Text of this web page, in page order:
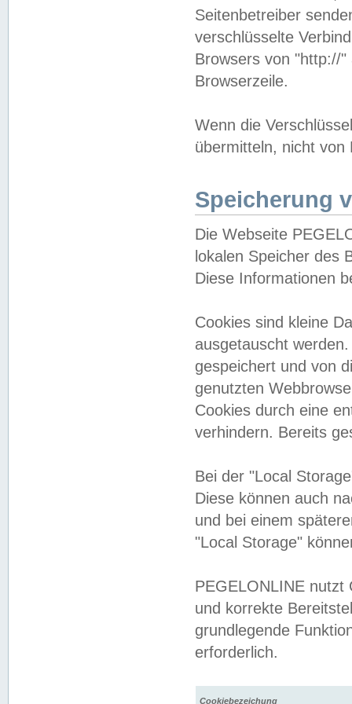
Seitenbetreiber
verschlüsselte
Browsers von "http://
Browserzeile.
Wenn die
übermitteln, nicht von
Speicherung
Die Webseite
lokalen Speicher des
Diese Informationen
Cookies sind kleine
ausgetauscht
gespeichert und von
genutzten
Cookies durch eine
verhindern. Bereits
Bei der "Local
Diese können auch
und bei einem
"Local Storage"
PEGELONLINE nutzt
und korrekte
grundlegende
erforderlich.
Cookiebezeichung